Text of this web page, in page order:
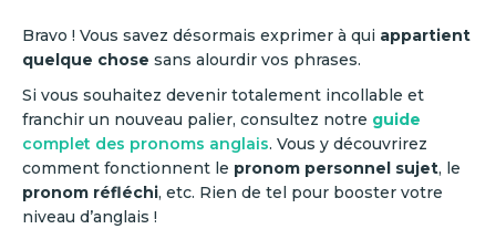
Bravo ! Vous savez désormais exprimer à qui appartient
quelque chose sans alourdir vos phrases.
Si vous souhaitez devenir totalement incollable et
franchir un nouveau palier, consultez notre guide
complet des pronoms anglais. Vous y découvrirez
comment fonctionnent le pronom personnel sujet, le
pronom réfléchi, etc. Rien de tel pour booster votre
niveau d’anglais !